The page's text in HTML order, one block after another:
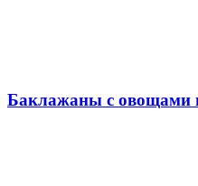
Баклажаны с овощами